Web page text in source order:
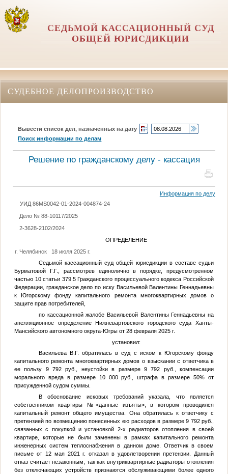
СЕДЬМОЙ КАССАЦИОННЫЙ СУД
ОБЩЕЙ ЮРИСДИКЦИИ
СУДЕБНОЕ ДЕЛОПРОИЗВОДСТВО
Вывести список дел, назначенных на дату
Поиск информации по делам
Решение по гражданскому делу - кассация
Информация по делу
УИД 86MS0042-01-2024-004874-24
Дело № 88-10117/2025
2-3628-2102/2024
ОПРЕДЕЛЕНИЕ
г. Челябинск
18 июля 2025 г.
Седьмой кассационный суд общей юрисдикции в составе судьи
Бурматовой Г.Г., рассмотрев единолично в порядке, предусмотренном
частью 10 статьи 379.5 Гражданского процессуального кодекса Российской
Федерации, гражданское дело по иску Васильевой Валентины Геннадьевны
к Югорскому фонду капитального ремонта многоквартирных домов о
защите прав потребителей,
по кассационной жалобе Васильевой Валентины Геннадьевны на
апелляционное определение Нижневартовского городского суда Ханты-
Мансийского автономного округа-Югры от 28 февраля 2025 г.
установил:
Васильева В.Г. обратилась в суд с иском к Югорскому фонду
капитального ремонта многоквартирных домов о взыскании с ответчика в
ее пользу 9 792 руб., неустойки в размере 9 792 руб., компенсации
морального вреда в размере 10 000 руб., штрафа в размере 50% от
присужденной судом суммы.
В обоснование исковых требований указала, что является
собственником квартиры №<данные изъяты>, в котором проводился
капитальный ремонт общего имущества. Она обратилась к ответчику с
претензией по возмещению понесенных ею расходов в размере 9 792 руб.,
связанных с покупкой и установкой 2-х радиаторов отопления в своей
квартире, которые не были заменены в рамках капитального ремонта
инженерных систем теплоснабжения в данном доме. Ответчик в своем
письме от 12 мая 2021 г. отказал в удовлетворении претензии. Данный
отказ считает незаконным, так как внутриквартирные радиаторы отопления
без отключающих устройств признаются обслуживающими более одного